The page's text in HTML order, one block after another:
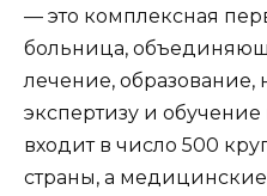
— это комплексная
больница,
лечение,
экспертизу и
входит в число 500
страны, а